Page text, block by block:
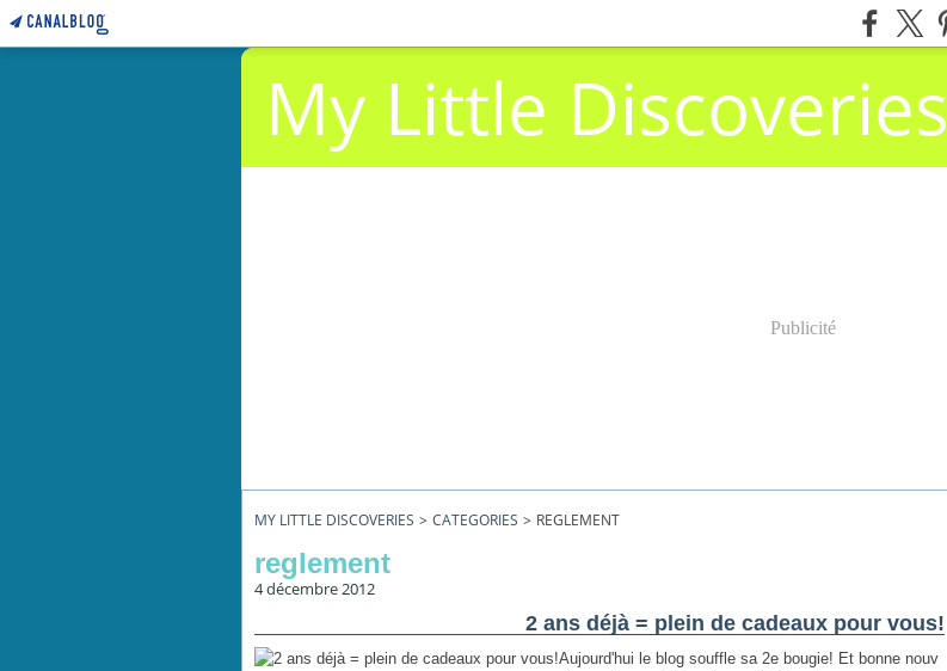
My Little Discoveries
Publicité
MY LITTLE DISCOVERIES > CATEGORIES > REGLEMENT
reglement
4 décembre 2012
2 ans déjà = plein de cadeaux pour vous!
Aujourd'hui le blog souffle sa 2e bougie! Et bonne nouv